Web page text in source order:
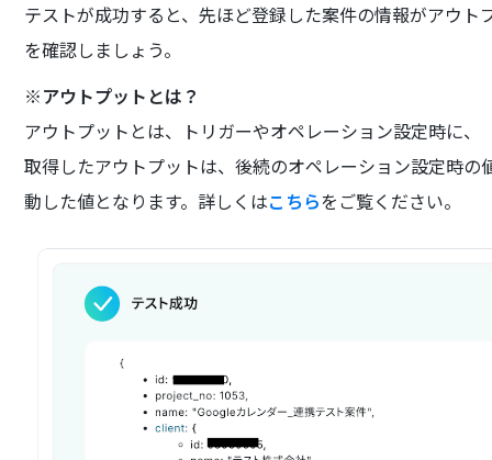
テストが成功すると、先ほど登録した案件の情報がアウ
を確認しましょう。
※アウトプットとは？
アウトプットとは、トリガーやオペレーション設定時に
取得したアウトプットは、後続のオペレーション設定時
動した値となります。詳しくはこちらをご覧ください。